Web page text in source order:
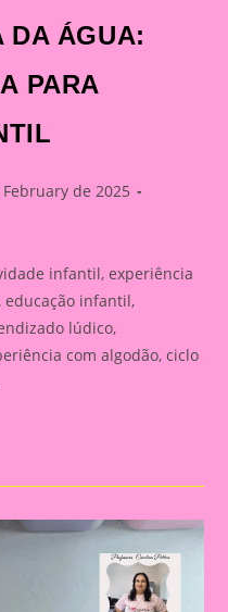
DA ÁGUA:
PARA
de 2025
infantil, experiência
educação infantil,
lúdico,
com algodão, ciclo